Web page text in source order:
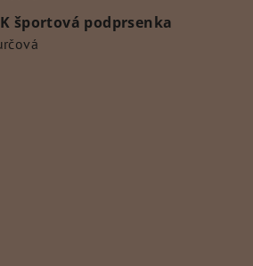
športová podprsenka
je 5 z 5 hviezdičiek.